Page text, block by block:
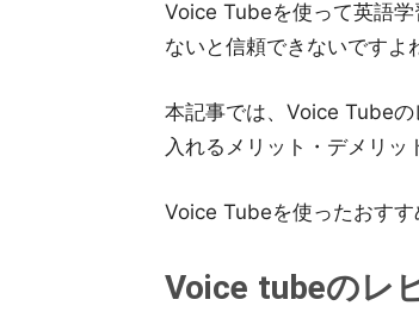
Voice Tubeを使って英語
ないと信頼できないですよ
本記事では、Voice Tube
入れるメリット・デメリッ
Voice Tubeを使ったおすす
Voice tubeのレ